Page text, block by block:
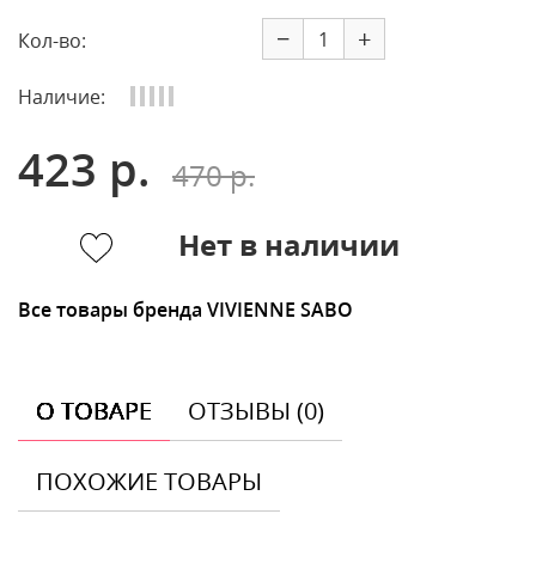
Кол-во: − +
Наличие:
423 р.
470 р.
Нет в наличии
Все товары бренда VIVIENNE SABO
О ТОВАРЕ ОТЗЫВЫ (0)
ПОХОЖИЕ ТОВАРЫ